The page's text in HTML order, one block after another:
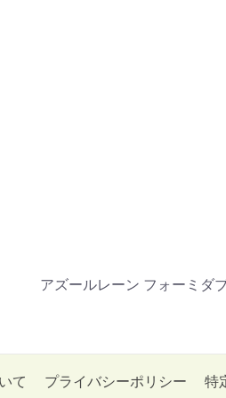
アズールレーン フォーミダ
て プライバシーポリシー 特